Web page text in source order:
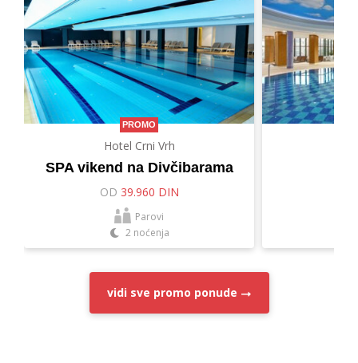
PROMO
Hotel Crni Vrh
SPA vikend na Divčibarama
OD 39.960 DIN
Parovi
2 noćenja
vidi sve promo ponude